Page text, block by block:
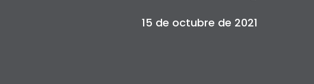
15 de octubre de 2021